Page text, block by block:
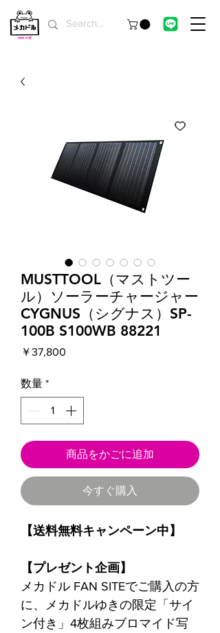
MUSTTOOL（マストツー
ル）ソーラーチャージャー
CYGNUS（シグナス）SP-
100B S100WB 88221
￥37,800
数量 *
商品をかごに追加
今すぐ購入
【送料無料キャンペーン中】
【プレゼント企画】
メカドル FAN SITEでご購入の方
に、メカドルゆきの限定「サイ
ン付き」4枚組みブロマイド写